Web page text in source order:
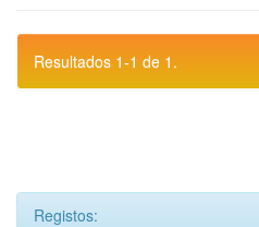
Resultados 1-1 de 1.
Registos: